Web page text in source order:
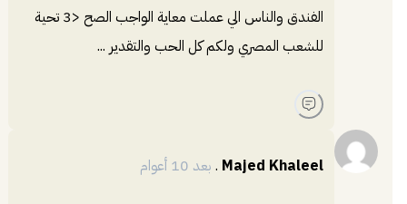
الفندق والناس الي عملت معاية الواجب الصح <3 تحية
للشعب المصري ولكم كل الحب والتقدير ...
Majed Khaleel
. بعد 10 أعوام